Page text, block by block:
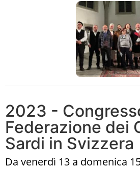
2023 -
Federazione dei
Sardi in Svizzera
Da venerdì 13 a domenica